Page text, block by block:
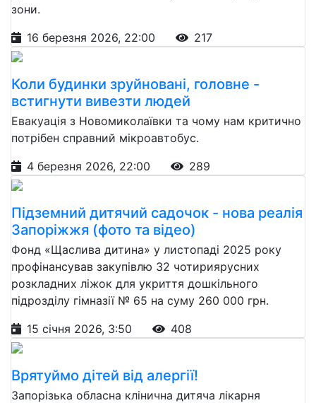
зони.
16 березня 2026, 22:00
217
Коли будинки зруйновані, головне -
встигнути вивезти людей
Евакуація з Новомиколаївки та чому нам критично
потрібен справний мікроавтобус.
4 березня 2026, 22:00
289
Підземний дитячий садочок - нова реалія
Запоріжжя (фото та відео)
Фонд «Щаслива дитина» у листопаді 2025 року
профінансував закупівлю 32 чотириярусних
розкладних ліжок для укриття дошкільного
підрозділу гімназії № 65 на суму 260 000 грн.
15 січня 2026, 3:50
408
Врятуймо дітей від алергії!
Запорізька обласна клінична дитяча лікарня